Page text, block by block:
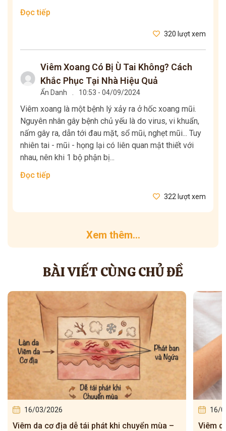
Đọc tiếp
320 lượt xem
Viêm Xoang Có Bị Ù Tai Không? Cách
Khắc Phục Tại Nhà Hiệu Quả
Ẩn Danh 10:53 - 04/09/2024
Viêm xoang là một bệnh lý xảy ra ở hốc xoang mũi.
Nguyên nhân gây bệnh chủ yếu là do virus, vi khuẩn,
nấm gây ra, dẫn tới đau mặt, sổ mũi, nghẹt mũi... Tuy
nhiên tai - mũi - họng lại có liên quan mật thiết với
nhau, nên khi 1 bộ phận bị...
Đọc tiếp
322 lượt xem
Xem thêm...
BÀI VIẾT CÙNG CHỦ ĐỀ
phát khi chuyển mùa –
Viêm da cơ địa tái đi tái lại –